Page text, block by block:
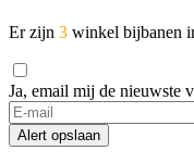
Er zijn 3 winkel bijbanen
Ja, email mij de nieuwste
Alert opslaan